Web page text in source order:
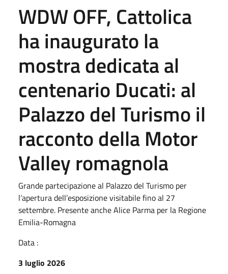
WDW OFF, Cattolica
ha inaugurato la
mostra dedicata al
centenario Ducati: al
Palazzo del Turismo il
racconto della Motor
Valley romagnola
Grande partecipazione al Palazzo del Turismo per
l’apertura dell’esposizione visitabile fino al 27
settembre. Presente anche Alice Parma per la Regione
Emilia-Romagna
Data :
3 luglio 2026